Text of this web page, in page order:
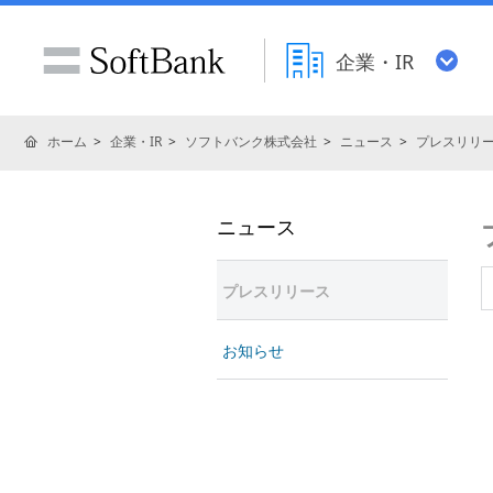
企業・IR
ホーム 企業・IR ソフトバンク株式会社 ニュース プレスリリ
ニュース
プレスリリース
お知らせ